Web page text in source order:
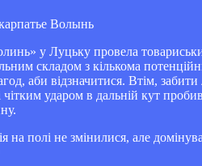
Волынь
у Луцьку провела
складом з кількома
аби відзначитися. Втім,
ударом в дальній кут
на полі не змінилися, але